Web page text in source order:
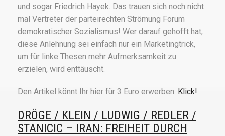
und sogar Friedrich Hayek. Das trauen sich noch nicht
mal Vertreter der parteirechten Strömung Forum
demokratischer Sozialismus! Wer darauf gehofft hat,
diese Anlehnung sei einfach nur ein Marketingtrick,
um für linke Thesen mehr Aufmerksamkeit zu
erzielen, wird enttäuscht.
Den Artikel könnt Ihr hier für 3 Euro erwerben: Klick!
DRÖGE / KLEIN / LUDWIG / REDLER /
STANICIC – IRAN: FREIHEIT DURCH